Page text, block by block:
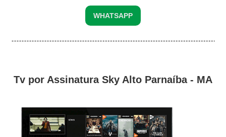
WHATSAPP
Tv por Assinatura Sky Alto Parnaíba - MA